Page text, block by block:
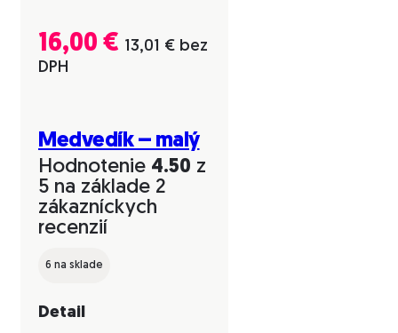
16,00 € 13,01 € bez
DPH
Medvedík – malý
Hodnotenie 4.50 z
5 na základe 2
zákazníckych
recenzií
6 na sklade
Detail